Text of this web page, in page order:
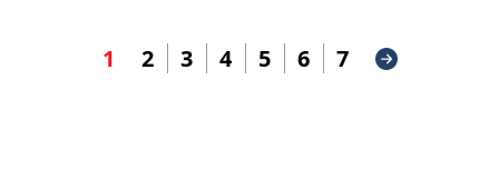
1 2 3 4 5 6 7